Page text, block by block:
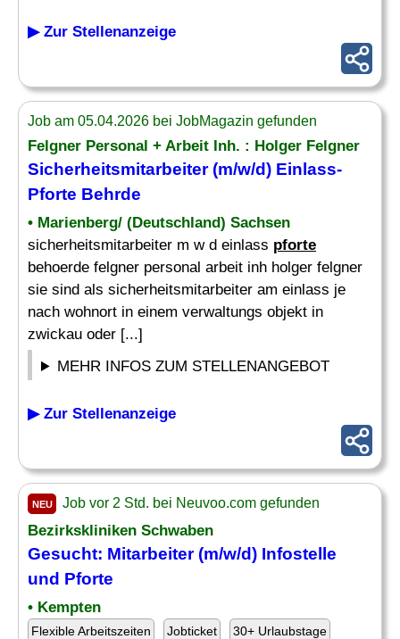
▶ Zur Stellenanzeige
Job am 05.04.2026 bei JobMagazin gefunden
Felgner Personal + Arbeit Inh. : Holger Felgner
Sicherheitsmitarbeiter (m/w/d) Einlass-
Pforte Behrde
• Marienberg/ (Deutschland) Sachsen
sicherheitsmitarbeiter m w d einlass pforte
behoerde felgner personal arbeit inh holger felgner
sie sind als sicherheitsmitarbeiter am einlass je
nach wohnort in einem verwaltungs objekt in
zwickau oder [...]
MEHR INFOS ZUM STELLENANGEBOT
▶ Zur Stellenanzeige
NEU Job vor 2 Std. bei Neuvoo.com gefunden
Bezirkskliniken Schwaben
Gesucht: Mitarbeiter (m/w/d) Infostelle
und Pforte
• Kempten
Flexible Arbeitszeiten Jobticket 30+ Urlaubstage